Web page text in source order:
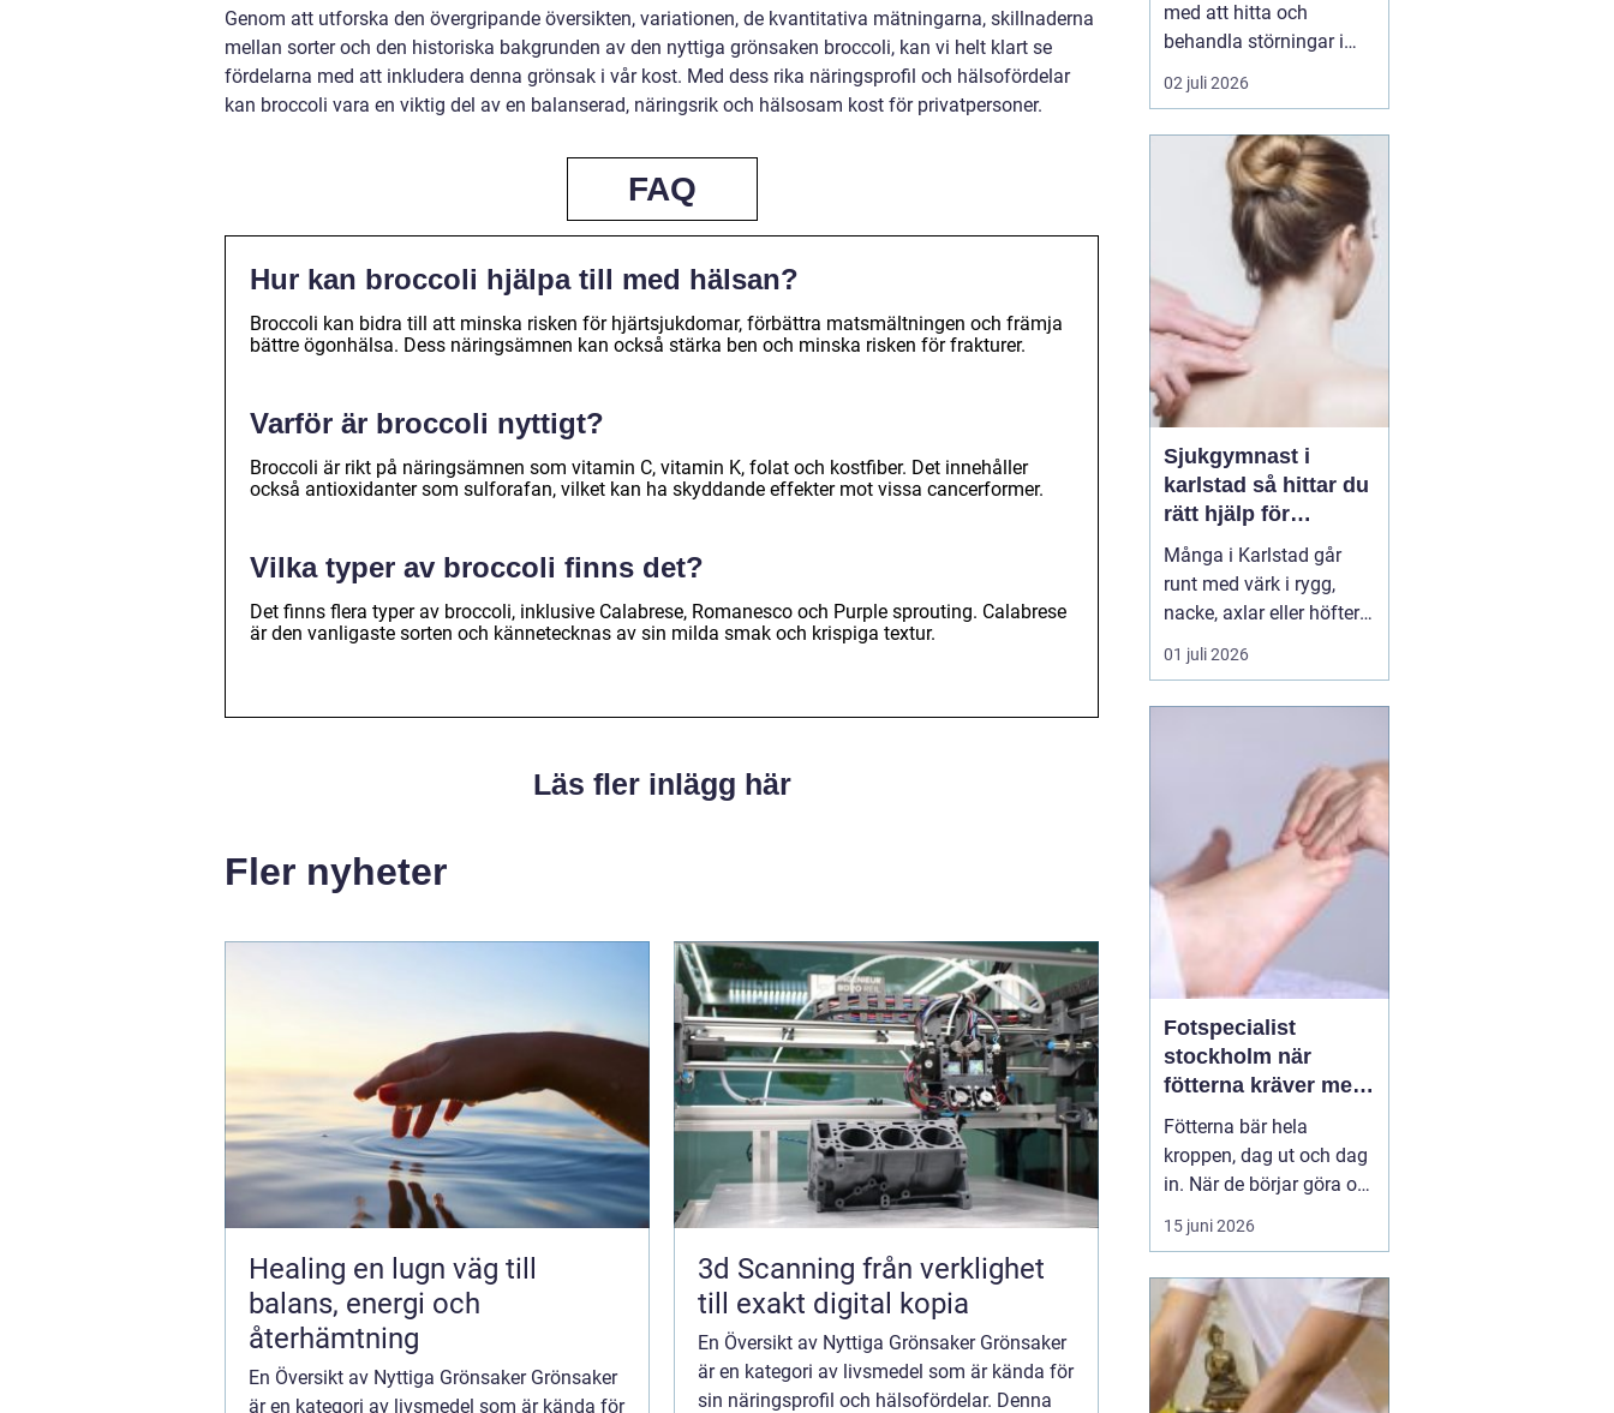
Genom att utforska den övergripande översikten, variationen, de kvantitativa mätningarna, skillnaderna
mellan sorter och den historiska bakgrunden av den nyttiga grönsaken broccoli, kan vi helt klart se
fördelarna med att inkludera denna grönsak i vår kost. Med dess rika näringsprofil och hälsofördelar
kan broccoli vara en viktig del av en balanserad, näringsrik och hälsosam kost för privatpersoner.
FAQ
Hur kan broccoli hjälpa till med hälsan?
Broccoli kan bidra till att minska risken för hjärtsjukdomar, förbättra matsmältningen och främja
bättre ögonhälsa. Dess näringsämnen kan också stärka ben och minska risken för frakturer.
Varför är broccoli nyttigt?
Broccoli är rikt på näringsämnen som vitamin C, vitamin K, folat och kostfiber. Det innehåller
också antioxidanter som sulforafan, vilket kan ha skyddande effekter mot vissa cancerformer.
Vilka typer av broccoli finns det?
Det finns flera typer av broccoli, inklusive Calabrese, Romanesco och Purple sprouting. Calabrese
är den vanligaste sorten och kännetecknas av sin milda smak och krispiga textur.
Läs fler inlägg här
Fler nyheter
Healing en lugn väg till
balans, energi och
återhämtning
En Översikt av Nyttiga Grönsaker Grönsaker
är en kategori av livsmedel som är kända för
3d Scanning från verklighet
till exakt digital kopia
En Översikt av Nyttiga Grönsaker Grönsaker
är en kategori av livsmedel som är kända för
sin näringsprofil och hälsofördelar. Denna
med att hitta och
behandla störningar i
kroppens leder, muskler
och nervsystem. Målet
smärta, bättre rörlighet
och en vardag som
fungerar igen.
Kiropraktik passar
många som kämpar
med återkommande
ryggont...
02 juli 2026
Sjukgymnast i
karlstad så hittar du
rätt hjälp för
kroppen
Många i Karlstad går
runt med värk i rygg,
nacke, axlar eller höfter
utan att söka hjälp.
Andra har råkat ut för en
släppa. En legitimerad
sjukgymnast kan då
göra stor skillnad.
Genom n...
01 juli 2026
Fotspecialist
stockholm när
fötterna kräver mer
än vanliga sulor
Fötterna bär hela
kroppen, dag ut och dag
in. När de börjar göra ont
påverkas mer än bara
stegen sömn, träning,
lidande. Många försöker
länge med egenvård,
inlägg från sportbutiken
eller vila, men
15 juni 2026